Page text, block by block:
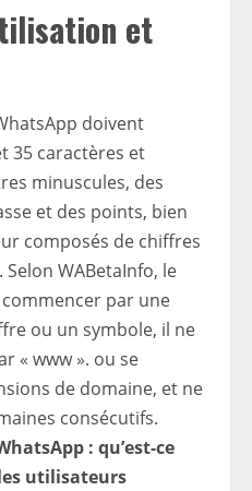
et
doivent
35 caractères et
minuscules, des
et des points, bien
composés de chiffres
WABetaInfo, le
par une
ou un symbole, il ne
« www ». ou se
de domaine, et ne
consécutifs.
: qu’est-ce
utilisateurs